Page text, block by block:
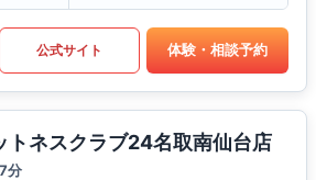
公式サイト 体験・相談予約
トネスクラブ24名取南仙台店
分